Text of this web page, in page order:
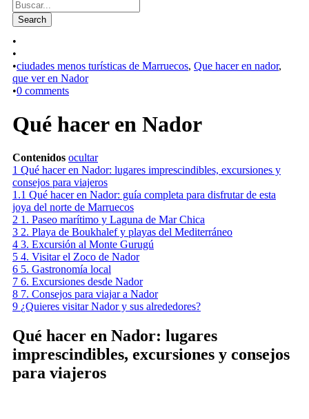
•
•
•ciudades menos turísticas de Marruecos, Que hacer en nador,
que ver en Nador
•0 comments
Qué hacer en Nador
Contenidos ocultar
1 Qué hacer en Nador: lugares imprescindibles, excursiones y
consejos para viajeros
1.1 Qué hacer en Nador: guía completa para disfrutar de esta
joya del norte de Marruecos
2 1. Paseo marítimo y Laguna de Mar Chica
3 2. Playa de Boukhalef y playas del Mediterráneo
4 3. Excursión al Monte Gurugú
5 4. Visitar el Zoco de Nador
6 5. Gastronomía local
7 6. Excursiones desde Nador
8 7. Consejos para viajar a Nador
9 ¿Quieres visitar Nador y sus alrededores?
Qué hacer en Nador: lugares
imprescindibles, excursiones y consejos
para viajeros